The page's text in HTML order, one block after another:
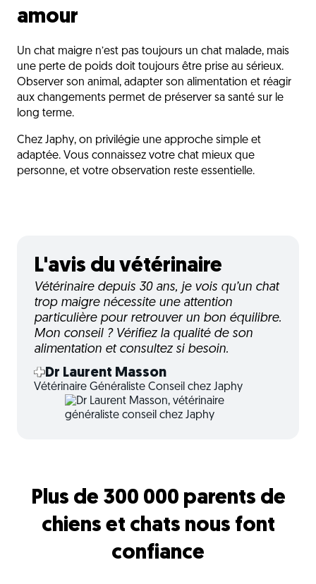
amour
Un chat maigre n’est pas toujours un chat malade, mais
une perte de poids doit toujours être prise au sérieux.
Observer son animal, adapter son alimentation et réagir
aux changements permet de préserver sa santé sur le
long terme.
Chez Japhy, on privilégie une approche simple et
adaptée. Vous connaissez votre chat mieux que
personne, et votre observation reste essentielle.
L'avis du vétérinaire
Vétérinaire depuis 30 ans, je vois qu’un chat
trop maigre nécessite une attention
particulière pour retrouver un bon équilibre.
Mon conseil ? Vérifiez la qualité de son
alimentation et consultez si besoin.
Dr Laurent Masson
Vétérinaire Généraliste Conseil chez Japhy
Plus de 300 000 parents de
chiens et chats nous font
confiance